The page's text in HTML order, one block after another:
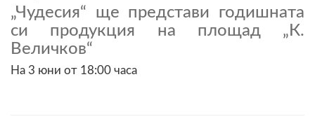
„Чудесия“ ще представи годишната
си продукция на площад „К.
Величков“
На 3 юни от 18:00 часа